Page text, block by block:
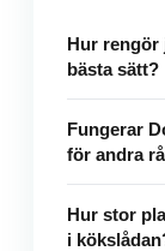
Hur rengör
bästa sätt?
Fungerar
för andra
Hur stor
i